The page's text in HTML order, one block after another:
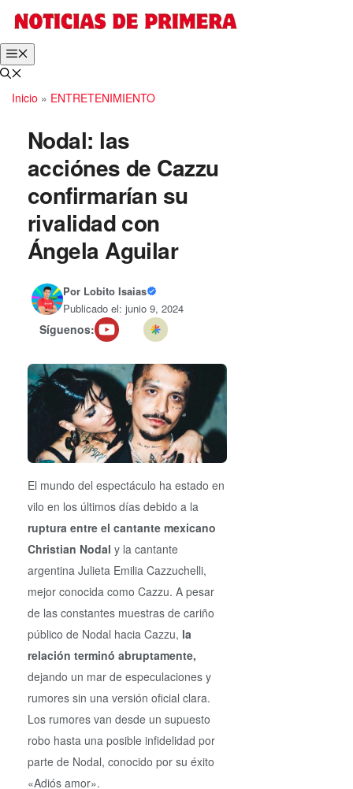
contenido
Inicio » ENTRETENIMIENTO
Nodal: las
acciónes de Cazzu
confirmarían su
rivalidad con
Ángela Aguilar
Por Lobito Isaias
Publicado el: junio 9, 2024
Síguenos:
El mundo del espectáculo ha estado en
vilo en los últimos días debido a la
ruptura entre el cantante mexicano
Christian Nodal y la cantante
argentina Julieta Emilia Cazzuchelli,
mejor conocida como Cazzu. A pesar
de las constantes muestras de cariño
público de Nodal hacia Cazzu, la
relación terminó abruptamente,
dejando un mar de especulaciones y
rumores sin una versión oficial clara.
Los rumores van desde un supuesto
robo hasta una posible infidelidad por
parte de Nodal, conocido por su éxito
«Adiós amor».